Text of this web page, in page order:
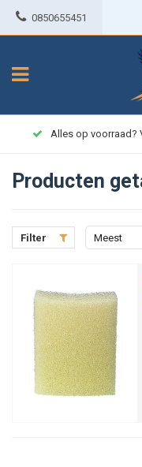
0850655451
Alles op voorraad?
Producten
Filter
Meest